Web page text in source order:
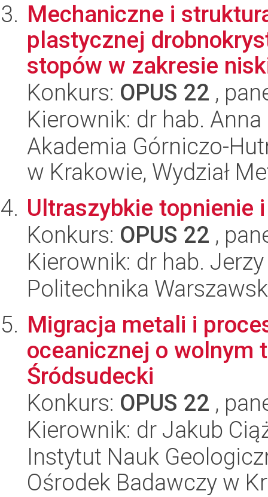
Mechaniczne i
plastycznej
stopów w zakresie
Konkurs: OPUS 22 ,
Kierownik: dr hab. Anna
Akademia Górniczo-
w Krakowie, Wydział
Ultraszybkie topnienie
Konkurs: OPUS 22 ,
Kierownik: dr hab.
Politechnika
Migracja metali i
oceanicznej o wolnym
Śródsudecki
Konkurs: OPUS 22 ,
Kierownik: dr Jakub
Instytut Nauk
Ośrodek Badawczy w